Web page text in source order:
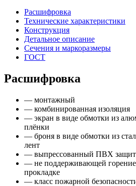
Расшифровка
Технические характеристики
Конструкция
Детальное описание
Сечения и маркоразмеры
ГОСТ
Расшифровка
— монтажный
— комбинированная изоляция
— экран в виде обмотки из
плёнки
— броня в виде обмотки из
лент
— выпрессованный ПВХ
— не поддерживающей
прокладке
— класс пожарной